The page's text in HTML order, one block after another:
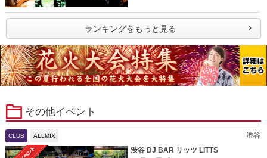
ランキングをもっと見る
その他イベント
CLUB ALLMIX
渋谷
渋谷 DJ BAR リッツ LITTS